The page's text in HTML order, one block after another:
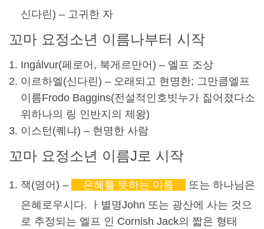
신다린) – 고귀한 자
꼬마 요정소년 이름나부터 시작
Ingálvur(페로어, 북게르만어) – 엘프 조상
이르하엘(신다린) – 오래되고 현명한; 그만큼엘프
이름Frodo Baggins(전설적인호빗누가 짊어졌다소
위 하나의 링 인반지의 제왕)
이스턴(퀘냐) – 현명한 사람
꼬마 요정소년 이름J로 시작
잭(영어) – 은혜를 뜻하는 이름
또는 하나님은
은혜로우시다. ㅏ 별명John 또는 광산에 사는 것으
로 추정되는 엘프 인 Cornish Jack의 짧은 형태